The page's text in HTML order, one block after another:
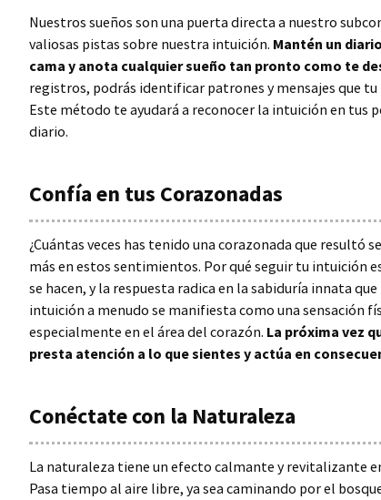
Nuestros sueños son una puerta directa a nuestro
valiosas pistas sobre nuestra intuición. Mantén un
cama y anota cualquier sueño tan pronto como te
registros, podrás identificar patrones y mensajes que
Este método te ayudará a reconocer la intuición en tus
diario.
Confía en tus Corazonadas
¿Cuántas veces has tenido una corazonada que resultó
más en estos sentimientos. Por qué seguir tu intuición
se hacen, y la respuesta radica en la sabiduría innata
intuición a menudo se manifiesta como una sensación
especialmente en el área del corazón. La próxima vez
presta atención a lo que sientes y actúa en
Conéctate con la Naturaleza
La naturaleza tiene un efecto calmante y revitalizante
Pasa tiempo al aire libre, ya sea caminando por el